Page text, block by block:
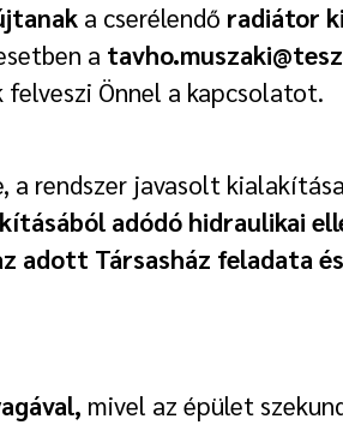
a cserélendő radiátor
a
Önnel a kapcsolatot.
rendszer javasolt
adódó hidraulikai
adott Társasház feladata
mivel az épület